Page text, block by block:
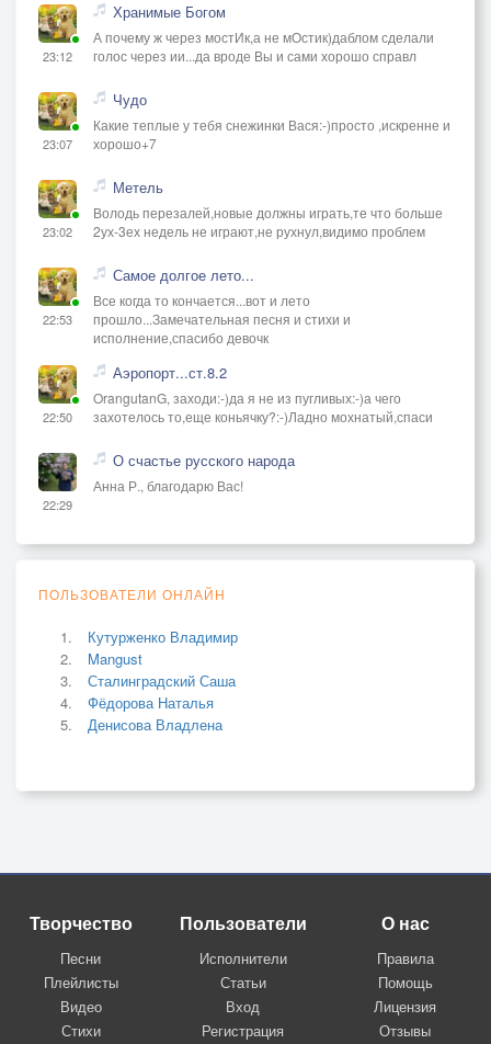
23:12
Хранимые Богом
А почему ж через мостИк,а не мОстик)даблом сделали
голос через ии...да вроде Вы и сами хорошо справл
23:07
Чудо
Какие теплые у тебя снежинки Вася:-)просто ,искренне и
хорошо+7
23:02
Метель
Володь перезалей,новые должны играть,те что больше
2ух-3ех недель не играют,не рухнул,видимо проблем
22:53
Самое долгое лето...
Все когда то кончается...вот и лето
прошло...Замечательная песня и стихи и
исполнение,спасибо девочк
22:50
Аэропорт...ст.8.2
OrangutanG, заходи:-)да я не из пугливых:-)а чего
захотелось то,еще коньячку?:-)Ладно мохнатый,спаси
22:29
О счастье русского народа
Анна Р., благодарю Вас!
ПОЛЬЗОВАТЕЛИ ОНЛАЙН
Кутурженко Владимир
Mangust
Сталинградский Саша
Фёдорова Наталья
Денисова Владлена
Творчество
Песни
Плейлисты
Видео
Стихи
Пользователи
Исполнители
Статьи
Вход
Регистрация
О нас
Правила
Помощь
Лицензия
Отзывы